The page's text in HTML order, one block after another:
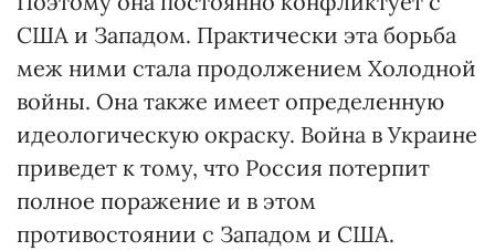
США и Западом. Практически эта борьба
меж ними стала продолжением Холодной
войны. Она также имеет определенную
идеологическую окраску. Война в Украине
приведет к тому, что Россия потерпит
полное поражение и в этом
противостоянии с Западом и США.